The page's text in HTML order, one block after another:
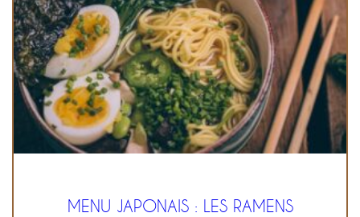
MENU JAPONAIS : LES RAMENS